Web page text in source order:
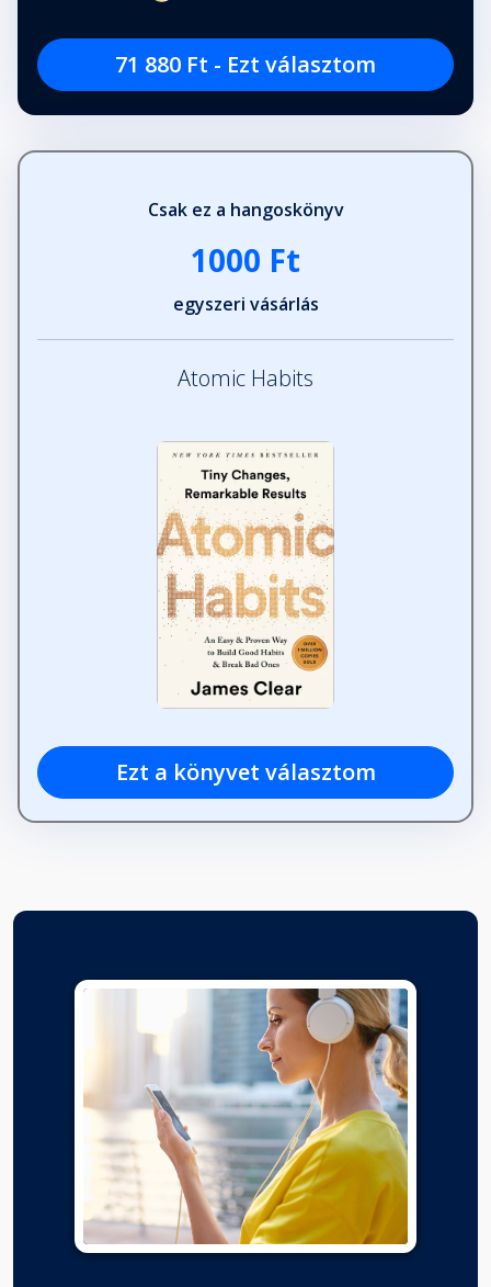
71 880 Ft - Ezt választom
Csak ez a hangoskönyv
1000 Ft
egyszeri vásárlás
Atomic Habits
Ezt a könyvet választom